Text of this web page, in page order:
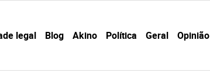
legal Blog Akino Política Geral Opinião